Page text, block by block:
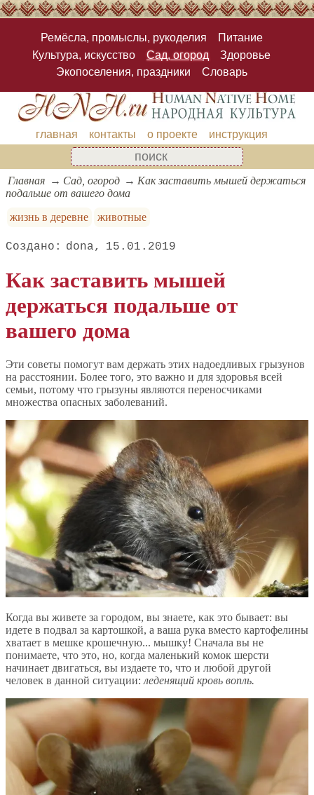
Ремёсла, промыслы, рукоделия
Питание
Культура, искусство
Сад, огород
Здоровье
Экопоселения, праздники
Словарь
главная контакты о проекте инструкция
Главная Сад, огород
Как заставить мышей держаться
подальше от вашего дома
жизнь в деревне
животные
dona 15.01.2019
Как заставить мышей
держаться подальше от
вашего дома
Эти советы помогут вам держать этих надоедливых грызунов
на расстоянии. Более того, это важно и для здоровья всей
семьи, потому что грызуны являются переносчиками
множества опасных заболеваний.
Когда вы живете за городом, вы знаете, как это бывает: вы
идете в подвал за картошкой, а ваша рука вместо картофелины
хватает в мешке крошечную... мышку! Сначала вы не
понимаете, что это, но, когда маленький комок шерсти
начинает двигаться, вы издаете то, что и любой другой
человек в данной ситуации: леденящий кровь вопль.